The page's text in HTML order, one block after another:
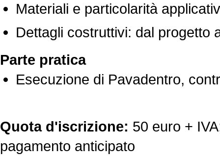
Materiali e particolarità
Dettagli costruttivi: dal progetto
Parte pratica
Esecuzione di Pavadentro,
Quota d'iscrizione: 50 euro +
pagamento anticipato